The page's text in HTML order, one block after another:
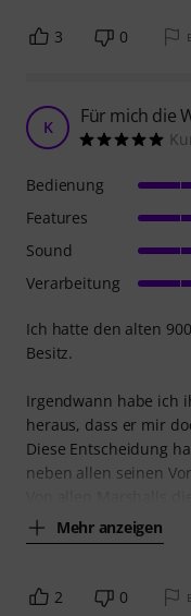
3 0
K Für mich die
Ich hatte den alten
Besitz.
Irgendwann habe ich
heraus, dass er mir
Diese Entscheidung
neben allen seinen
Mehr anzeigen
Bedienung
Features
Sound
Verarbeitung
2 0